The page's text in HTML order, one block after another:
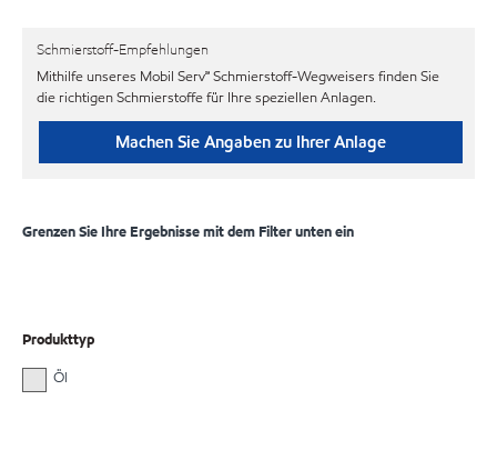
Schmierstoff-Empfehlungen
Mithilfe unseres Mobil Serv℠ Schmierstoff-Wegweisers finden Sie
die richtigen Schmierstoffe für Ihre speziellen Anlagen.
Machen Sie Angaben zu Ihrer Anlage
Grenzen Sie Ihre Ergebnisse mit dem Filter unten ein
Produkttyp
Öl